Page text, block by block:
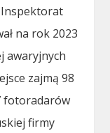
Inspektorat
na rok 2023
awaryjnych
zajmą 98
fotoradarów
firmy